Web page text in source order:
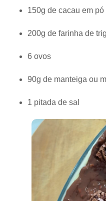
150g de cacau em pó
200g de farinha de
6 ovos
90g de manteiga ou
1 pitada de sal